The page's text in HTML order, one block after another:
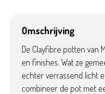
Omschrijving
De Clayfibre potten van
en finishes. Wat ze
echter verrassend licht
combineer de pot met